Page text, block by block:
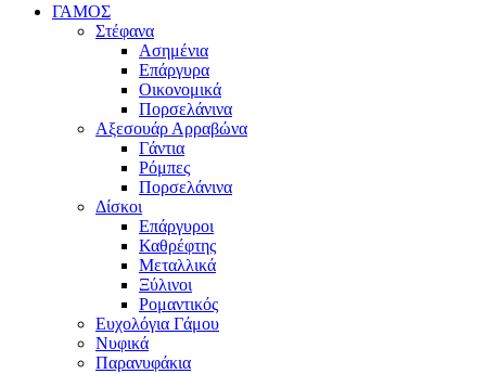
ΓΑΜΟΣ
Στέφανα
Ασημένια
Επάργυρα
Οικονομικά
Πορσελάνινα
Αξεσουάρ Αρραβώνα
Γάντια
Ρόμπες
Πορσελάνινα
Δίσκοι
Επάργυροι
Καθρέφτης
Μεταλλικά
Ξύλινοι
Ρομαντικός
Ευχολόγια Γάμου
Νυφικά
Παρανυφάκια